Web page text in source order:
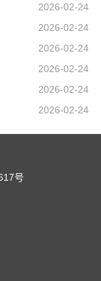
2026-02-24
2026-02-24
2026-02-24
2026-02-24
2026-02-24
2026-02-24
号